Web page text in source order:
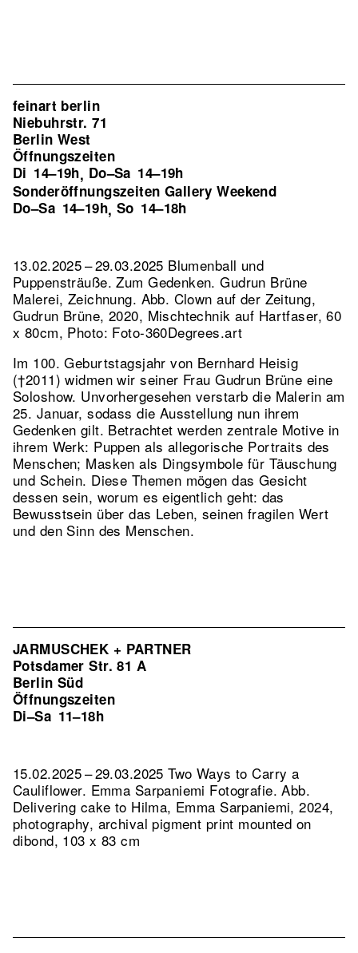
feinart berlin
Niebuhrstr. 71
Berlin West
Öffnungszeiten
Di 14–19h, Do–Sa 14–19h
Sonderöffnungszeiten Gallery Weekend
Do–Sa 14–19h, So 14–18h
13.02.2025 – 29.03.2025 Blumenball und
Puppensträuße. Zum Gedenken. Gudrun Brüne
Malerei, Zeichnung. Abb. Clown auf der Zeitung,
Gudrun Brüne, 2020, Mischtechnik auf Hartfaser, 60
x 80cm, Photo: Foto-360Degrees.art
Im 100. Geburtstagsjahr von Bernhard Heisig
(†2011) widmen wir seiner Frau Gudrun Brüne eine
Soloshow. Unvorhergesehen verstarb die Malerin am
25. Januar, sodass die Ausstellung nun ihrem
Gedenken gilt. Betrachtet werden zentrale Motive in
ihrem Werk: Puppen als allegorische Portraits des
Menschen; Masken als Dingsymbole für Täuschung
und Schein. Diese Themen mögen das Gesicht
dessen sein, worum es eigentlich geht: das
Bewusstsein über das Leben, seinen fragilen Wert
und den Sinn des Menschen.
JARMUSCHEK + PARTNER
Potsdamer Str. 81 A
Berlin Süd
Öffnungszeiten
Di–Sa 11–18h
15.02.2025 – 29.03.2025 Two Ways to Carry a
Cauliflower. Emma Sarpaniemi Fotografie.Abb.
Delivering cake to Hilma, Emma Sarpaniemi, 2024,
photography, archival pigment print mounted on
dibond, 103 x 83 cm